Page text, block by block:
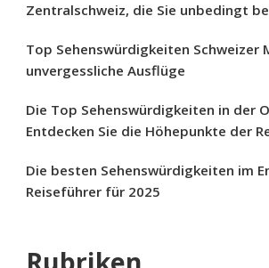
Zentralschweiz, die Sie unbedingt
Top Sehenswürdigkeiten Schweizer
unvergessliche Ausflüge
Die Top Sehenswürdigkeiten in der
Entdecken Sie die Höhepunkte der
Die besten Sehenswürdigkeiten im
Reiseführer für 2025